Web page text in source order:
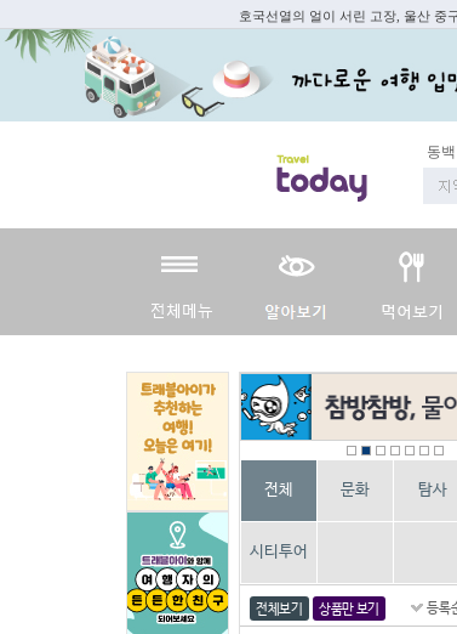
호국선열의 얼이 서린 고장, 울산 중
동백
전체 문화 탐사
시티투어
등록
전체보기 상품만 보기